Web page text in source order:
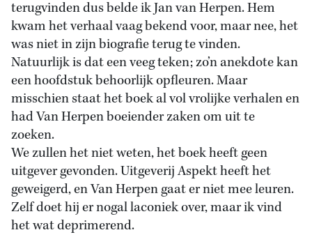
terugvinden dus belde ik Jan van Herpen. Hem
kwam het verhaal vaag bekend voor, maar nee, het
was niet in zijn biografie terug te vinden.
Natuurlijk is dat een veeg teken; zo’n anekdote kan
een hoofdstuk behoorlijk opfleuren. Maar
misschien staat het boek al vol vrolijke verhalen en
had Van Herpen boeiender zaken om uit te
zoeken.
We zullen het niet weten, het boek heeft geen
uitgever gevonden. Uitgeverij Aspekt heeft het
geweigerd, en Van Herpen gaat er niet mee leuren.
Zelf doet hij er nogal laconiek over, maar ik vind
het wat deprimerend.